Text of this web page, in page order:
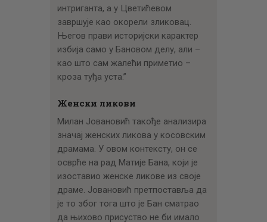
интриганта, а у Цветићевом
завршује као окорели зликовац.
Његов прави историјски карактер
избија само у Бановом делу, али –
као што сам жалећи приметио –
кроза туђа уста.”
Женски ликови
Милан Јовановић такође анализира
значај женских ликова у косовским
драмама. У овом контексту, он се
осврће на рад Матије Бана, који је
изоставио женске ликове из своје
драме. Јовановић претпоставља да
је то због тога што је Бан сматрао
да њихово присуство не би имало